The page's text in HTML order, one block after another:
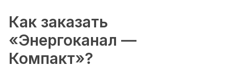
Как заказать
«Энергоканал —
Компакт»?